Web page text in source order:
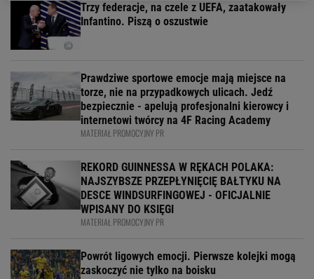
Trzy federacje, na czele z UEFA, zaatakowały
Infantino. Piszą o oszustwie
Prawdziwe sportowe emocje mają miejsce na
torze, nie na przypadkowych ulicach. Jedź
bezpiecznie - apelują profesjonalni kierowcy i
internetowi twórcy na 4F Racing Academy
MATERIAŁ PROMOCYJNY PR
REKORD GUINNESSA W RĘKACH POLAKA:
NAJSZYBSZE PRZEPŁYNIĘCIĘ BAŁTYKU NA
DESCE WINDSURFINGOWEJ - OFICJALNIE
WPISANY DO KSIĘGI
MATERIAŁ PROMOCYJNY PR
Powrót ligowych emocji. Pierwsze kolejki mogą
zaskoczyć nie tylko na boisku